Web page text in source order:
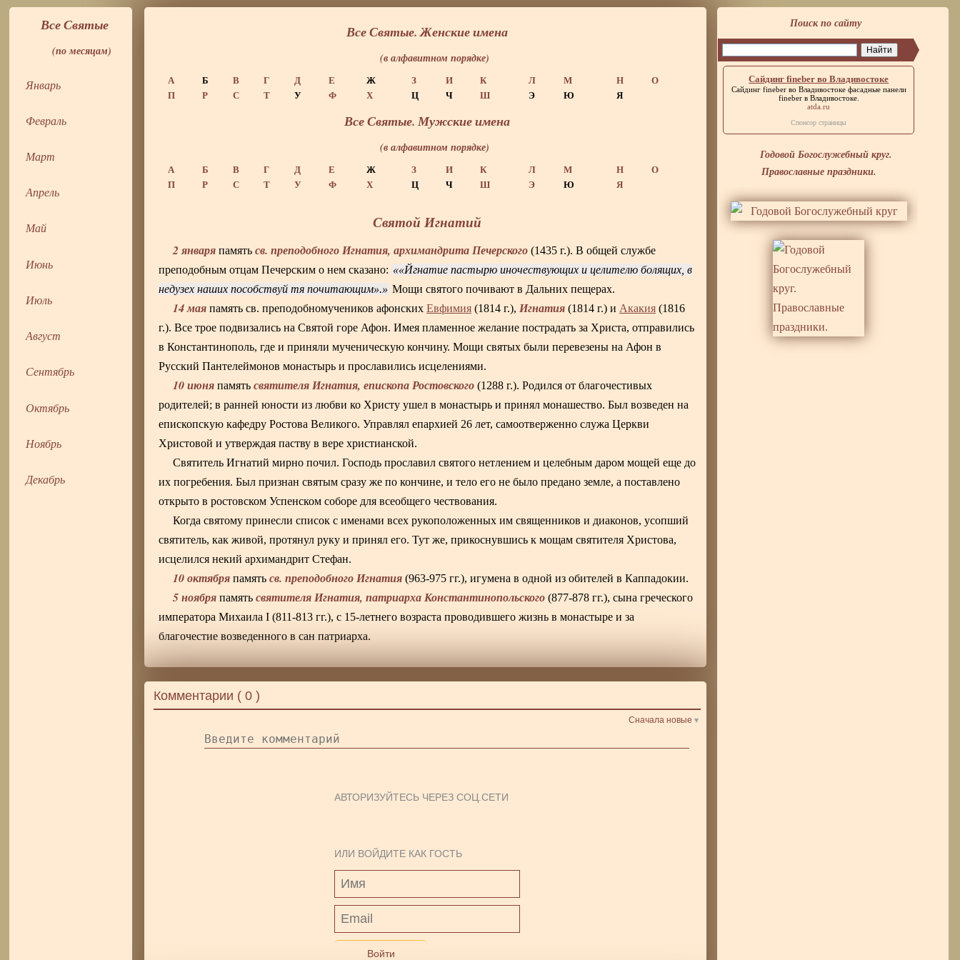
Все Святые
(по месяцам)
Январь
Февраль
Март
Апрель
Май
Июнь
Июль
Август
Сентябрь
Октябрь
Ноябрь
Декабрь
Все Святые. Женские имена
(в алфавитном порядке)
А Б В Г Д Е Ж З И К Л М Н
О
П
Р С Т У Ф Х Ц Ч Ш Э Ю Я
Все Святые. Мужские имена
(в алфавитном порядке)
А Б В Г Д Е Ж З И К Л М Н
О
П
Р С Т У Ф Х Ц Ч Ш Э Ю Я
Святой Игнатий
2 января памятьсв. преподобного Игнатия, архимандрита Печерского (1435 г.). В общей службе
преподобным отцам Печерским о нем сказано:
«Йгнатие пастырю иночествующих и целителю болящих, в
недузех наших пособствуй тя почитающим».
Мощи святого почивают в Дальних пещерах.
14 мая память св. преподобномучеников афонскихЕвфимия (1814 г.), Игнатия (1814 г.) и Акакия (1816
г.). Все трое подвизались на Святой горе Афон. Имея пламенное желание пострадать за Христа, отправились
в Константинополь, где и приняли мученическую кончину. Мощи святых были перевезены на Афон в
Русский Пантелеймонов монастырь и прославились исцелениями.
10 июня памятьсвятителя Игнатия, епископа Ростовского (1288 г.). Родился от благочестивых
родителей; в ранней юности из любви ко Христу ушел в монастырь и принял монашество. Был возведен на
епископскую кафедру Ростова Великого. Управлял епархией 26 лет, самоотверженно служа Церкви
Христовой и утверждая паству в вере христианской.
Святитель Игнатий мирно почил. Господь прославил святого нетлением и целебным даром мощей еще до
их погребения. Был признан святым сразу же по кончине, и тело его не было предано земле, а поставлено
открыто в ростовском Успенском соборе для всеобщего чествования.
Когда святому принесли список с именами всех рукоположенных им священников и диаконов, усопший
святитель, как живой, протянул руку и принял его. Тут же, прикоснувшись к мощам святителя Христова,
исцелился некий архимандрит Стефан.
10 октября памятьсв. преподобного Игнатия (963-975 гг.), игумена в одной из обителей в Каппадокии.
5 ноября памятьсвятителя Игнатия, патриарха Константинопольского (877-878 гг.), сына греческого
императора Михаила I (811-813 гг.), с 15-летнего возраста проводившего жизнь в монастыре и за
благочестие возведенного в сан патриарха.
Поиск по сайту
Сайдинг fineber во Владивостоке
Сайдинг fineber во Владивостокефасадные панели
fineber в Владивостоке.
atda.ru
Спонсор страницы
Годовой Богослужебный круг.
Православные праздники.
Комментарии (0 )
Сначала новые
АВТОРИЗУЙТЕСЬ ЧЕРЕЗ СОЦ.СЕТИ
ИЛИ ВОЙДИТЕ КАК ГОСТЬ
Войти